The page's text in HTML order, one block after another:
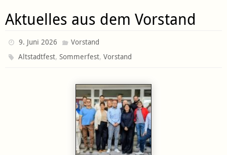
Aktuelles aus dem Vorstand
9. Juni 2026
Vorstand
Altstadtfest,Sommerfest,Vorstand